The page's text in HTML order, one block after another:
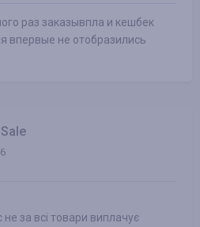
раз заказывпла и кешбек
впервые не отобразились
не за всі товари виплачує